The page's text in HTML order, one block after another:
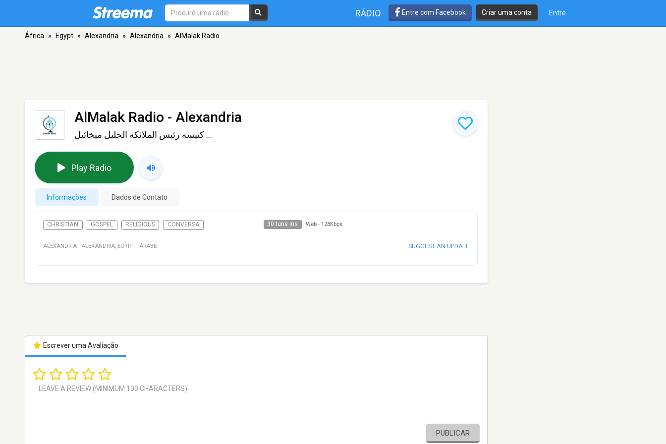
RÁDIO Entre com Facebook Criar uma conta Entre
África » Egypt » Alexandria » Alexandria » AlMalak Radio
AlMalak Radio - Alexandria
كنيسه رئيس الملائكه الجليل ميخائيل ...
Play Radio
Informações Dados de Contato
CHRISTIAN GOSPEL RELIGIOUS CONVERSA 30 tune ins Web - 128Kbps
ALEXANDRIA · ALEXANDRIA, EGYPT · ÁRABE SUGGEST AN UPDATE
Escrever uma Avaliação
PUBLICAR